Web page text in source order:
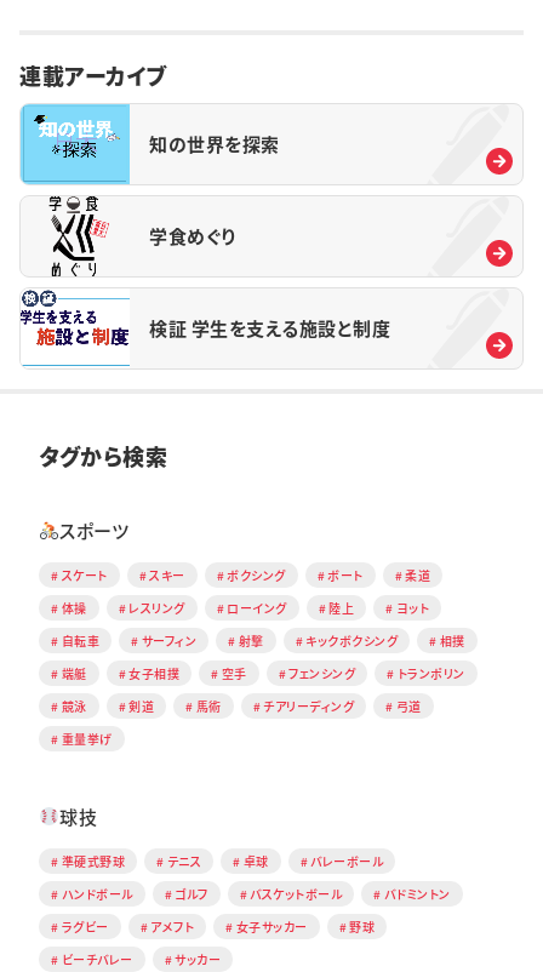
連載アーカイブ
知の世界を探索
学食めぐり
検証 学生を支える施設と制度
タグから検索
スポーツ
スケート スキー ボクシング ボート
柔道
体操
レスリング ローイング 陸上
ヨット
自転車
サーフィン 射撃 キックボクシング
相撲
端艇
女子相撲 空手 フェンシング
トランポリン
競泳
剣道 馬術 チアリーディング
弓道
重量挙げ
球技
準硬式野球 テニス 卓球
バレーボール
ハンドボール
ゴルフ バスケットボール
バドミントン
ラグビー
アメフト 女子サッカー
野球
ビーチバレー
サッカー